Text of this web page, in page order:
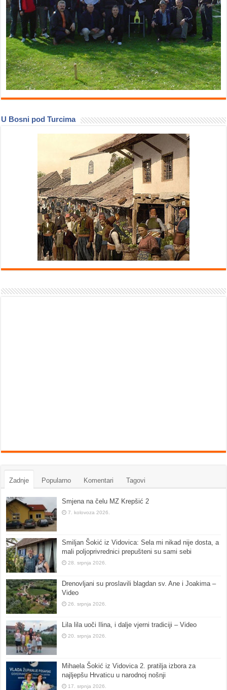
U Bosni pod Turcima
Zadnje Popularno Komentari Tagovi
Smjena na čelu MZ Krepšić 2
7. kolovoza 2026.
Smiljan Šokić iz Vidovica: Sela mi nikad nije dosta, a
mali poljoprivrednici prepušteni su sami sebi
28. srpnja 2026.
Drenovljani su proslavili blagdan sv. Ane i Joakima –
Video
26. srpnja 2026.
Lila lila uoči Ilina, i dalje vjerni tradiciji – Video
20. srpnja 2026.
Mihaela Šokić iz Vidovica 2. pratilja izbora za
najljepšu Hrvaticu u narodnoj nošnji
17. srpnja 2026.